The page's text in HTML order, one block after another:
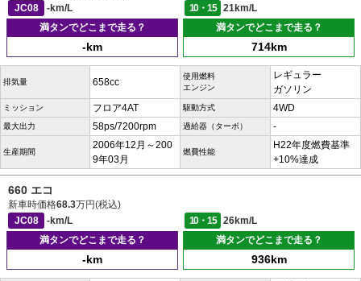
JC08
-km/L 10・15
21km/L
満タンでどこまで走る？
-km
満タンでどこまで走る？
714km
排気量 658cc
使用燃料
エンジン
レギュラー
ガソリン
ミッション フロア4AT 駆動方式 4WD
最大出力 58ps/7200rpm 過給器（ターボ） -
生産期間
2006年12月～200
9年03月
燃費性能
H22年度燃費基準
+10%達成
660 エコ
新車時価格68.3万円(税込)
JC08
-km/L 10・15
26km/L
満タンでどこまで走る？
-km
満タンでどこまで走る？
936km